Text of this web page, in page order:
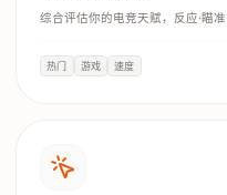
综合评估你的电竞天赋，反应·瞄准
热门 游戏 速度